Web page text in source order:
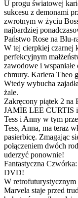
U progu światowej
sukcesu z demonami
zwrotnym w życiu
najbardziej
Państwo Rose na Blu-
W tej cierpkiej czarnej
perfekcyjnym
zawodowe i
chmury. Kariera Theo
Wtedy wybucha
żale.
Zakręcony piątek 2
JAMIE LEE CURTIS
Tess i Anny w tym
Tess, Anna, ma teraz
pasierbicę. Zmagając
połączeniem dwóch
uderzyć ponownie!
Fantastyczna
DVD!
W
Marvela staje przed